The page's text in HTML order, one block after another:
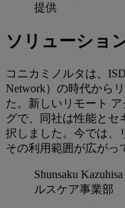
提供
ソリューショ
コニカミノルタは、
Network）の時代から
た。新しいリモート
グで、同社は性能とセ
択しました。今では、
その利用範囲が広がっ
Shunsaku
ルスケア事業部